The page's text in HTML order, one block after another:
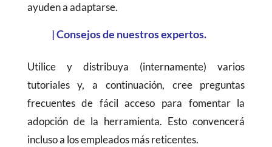
ayuden a adaptarse.
| Consejos de nuestros expertos.
Utilice y distribuya (internamente) varios
tutoriales y, a continuación, cree preguntas
frecuentes de fácil acceso para fomentar la
adopción de la herramienta. Esto convencerá
incluso a los empleados más reticentes.